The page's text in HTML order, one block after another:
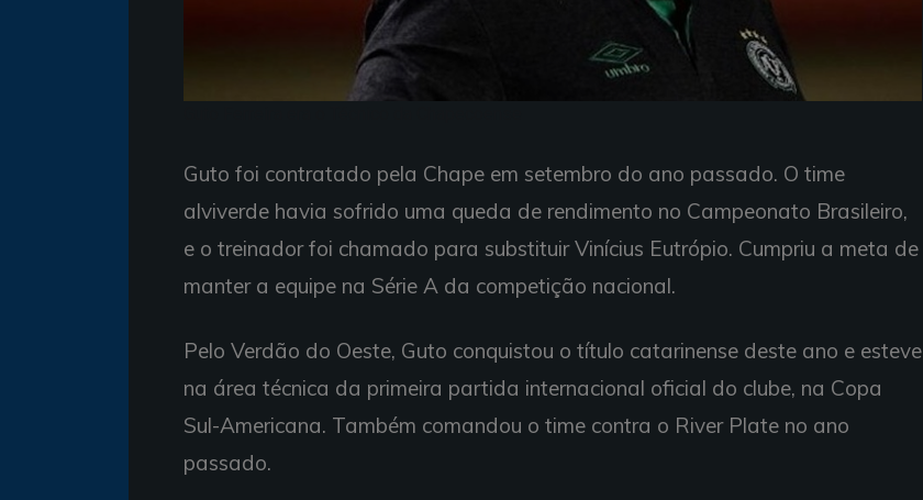
Guto foi contratado pela Chape em setembro do ano passado. O time
alviverde havia sofrido uma queda de rendimento no Campeonato Brasileiro,
e o treinador foi chamado para substituir Vinícius Eutrópio. Cumpriu a meta de
manter a equipe na Série A da competição nacional.
Pelo Verdão do Oeste, Guto conquistou o título catarinense deste ano e esteve
na área técnica da primeira partida internacional oficial do clube, na Copa
Sul-Americana. Também comandou o time contra o River Plate no ano
passado.